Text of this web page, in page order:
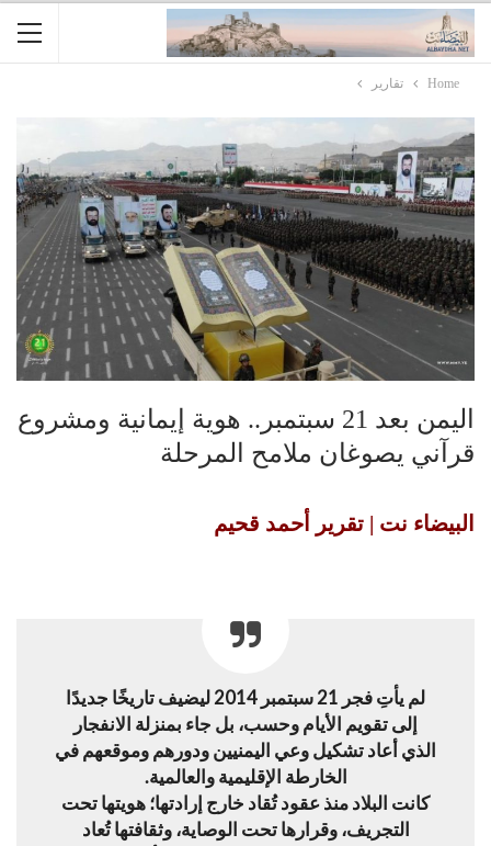
Home تقارير
اليمن بعد 21 سبتمبر.. هوية إيمانية ومشروع
قرآني يصوغان ملامح المرحلة
البيضاء نت | تقرير أحمد قحيم
لم يأتِ فجر 21 سبتمبر 2014 ليضيف تاريخًا جديدًا
إلى تقويم الأيام وحسب، بل جاء بمنزلة الانفجار
الذي أعاد تشكيل وعي اليمنيين ودورهم وموقعهم في
الخارطة الإقليمية والعالمية.
كانت البلاد منذ عقود تُقاد خارج إرادتها؛ هويتها تحت
التجريف، وقرارها تحت الوصاية، وثقافتها تُعاد